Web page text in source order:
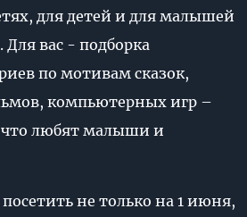
для детей и для малышей
Для вас - подборка
по мотивам сказок,
компьютерных игр –
что любят малыши и
не только на 1 июня,